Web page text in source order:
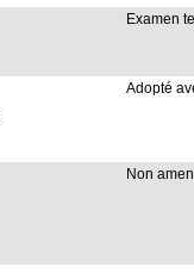
Examen
Adopté
Non